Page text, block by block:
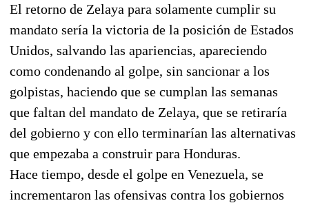
El retorno de Zelaya para solamente cumplir su
mandato sería la victoria de la posición de Estados
Unidos, salvando las apariencias, apareciendo
como condenando al golpe, sin sancionar a los
golpistas, haciendo que se cumplan las semanas
que faltan del mandato de Zelaya, que se retiraría
del gobierno y con ello terminarían las alternativas
que empezaba a construir para Honduras.
Hace tiempo, desde el golpe en Venezuela, se
incrementaron las ofensivas contra los gobiernos